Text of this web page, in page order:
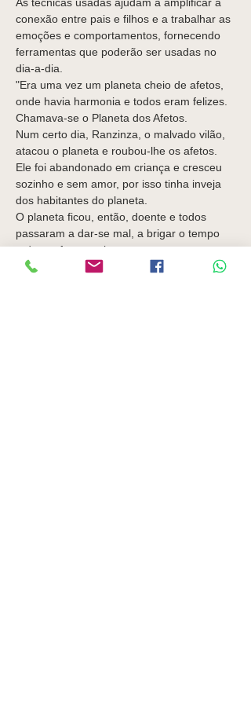
conexão entre pais e filhos e a trabalhar as
emoções e comportamentos, fornecendo
ferramentas que poderão ser usadas no
"Era uma vez um planeta cheio de afetos,
onde havia harmonia e todos eram felizes.
Num certo dia, Ranzinza, o malvado vilão,
atacou o planeta e roubou-lhe os afetos.
Ele foi abandonado em criança e cresceu
sozinho e sem amor, por isso tinha inveja
O planeta ficou, então, doente e todos
passaram a dar-se mal, a brigar o tempo
A Agência Espacial Intergalática ficou muito